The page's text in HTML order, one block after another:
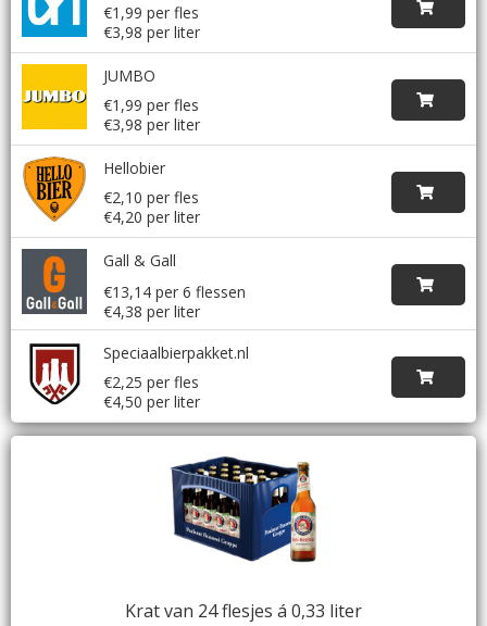
€1,99 per fles
€3,98 per liter
JUMBO
€1,99 per fles
€3,98 per liter
Hellobier
€2,10 per fles
€4,20 per liter
Gall & Gall
€13,14 per 6 flessen
€4,38 per liter
Speciaalbierpakket.nl
€2,25 per fles
€4,50 per liter
Krat van 24 flesjes á 0,33 liter